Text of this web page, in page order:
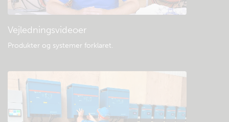
Vejledningsvideoer
Produkter og systemer forklaret.